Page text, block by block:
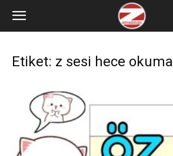
Etiket: z sesi hece okuma